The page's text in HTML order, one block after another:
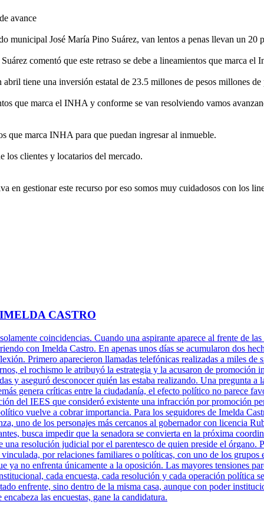
avance
municipal José María Pino Suárez, van lentos a penas llevan un
comentó que este retraso se debe a lineamientos que marca
tiene una inversión estatal de 23.5 millones de pesos millones de
que marca el INHA y conforme se van resolviendo vamos
que marca INHA para que puedan ingresar al inmueble.
los clientes y locatarios del mercado.
en gestionar este recurso por eso somos muy cuidadosos con los
CASTRO
coincidencias. Cuando una aspirante aparece al frente de
con Imelda Castro. En apenas unos días se acumularon dos
Primero aparecieron llamadas telefónicas realizadas a miles
el rochismo le atribuyó la estrategia y la acusaron de
y aseguró desconocer quién las estaba realizando. Una pregunta
genera críticas entre la ciudadanía, el efecto político no parece
del IEES que consideró existente una infracción por promoción
vuelve a cobrar importancia. Para los seguidores de Imelda
uno de los personajes más cercanos al gobernador con licencia
busca impedir que la senadora se convierta en la próxima
resolución judicial por el parentesco de quien preside el órgano.
por relaciones familiares o políticas, con uno de los
ya no enfrenta únicamente a la oposición. Las mayores tensiones
cada encuesta, cada resolución y cada operación política
enfrente, sino dentro de la misma casa, aunque con poder
las encuestas, gane la candidatura.